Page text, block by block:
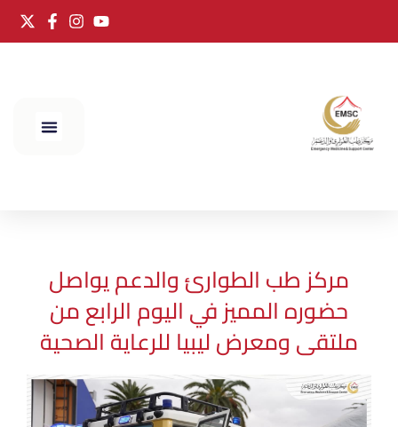
مركز طب الطوارئ والدعم يواصل
حضوره المميز في اليوم الرابع من
ملتقى ومعرض ليبيا للرعاية الصحية